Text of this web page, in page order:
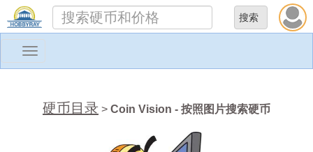
Toggle
硬币目录 > Coin Vision - 按照图片搜索硬币